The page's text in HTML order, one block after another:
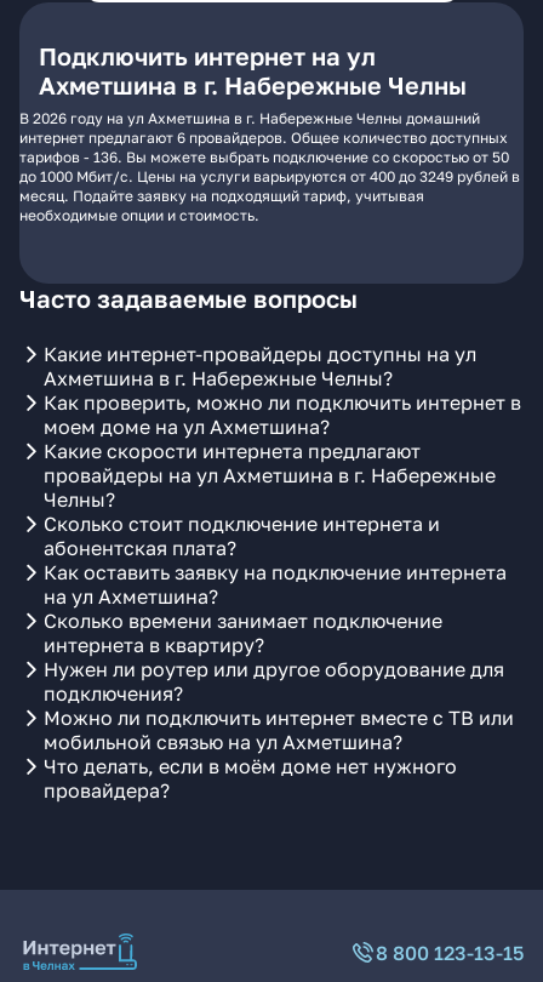
Подключить интернет на ул
Ахметшина в г. Набережные Челны
В 2026 году на ул Ахметшина в г. Набережные Челны домашний
интернет предлагают 6 провайдеров. Общее количество доступных
тарифов - 136. Вы можете выбрать подключение со скоростью от 50
до 1000 Мбит/с. Цены на услуги варьируются от 400 до 3249 рублей в
месяц. Подайте заявку на подходящий тариф, учитывая
необходимые опции и стоимость.
Часто задаваемые вопросы
Какие интернет-провайдеры доступны на ул
Ахметшина в г. Набережные Челны?
Как проверить, можно ли подключить интернет в
моем доме на ул Ахметшина?
Какие скорости интернета предлагают
провайдеры на ул Ахметшина в г. Набережные
Челны?
Сколько стоит подключение интернета и
абонентская плата?
Как оставить заявку на подключение интернета
на ул Ахметшина?
Сколько времени занимает подключение
интернета в квартиру?
Нужен ли роутер или другое оборудование для
подключения?
Можно ли подключить интернет вместе с ТВ или
мобильной связью на ул Ахметшина?
Что делать, если в моём доме нет нужного
провайдера?
8 800 123-13-15